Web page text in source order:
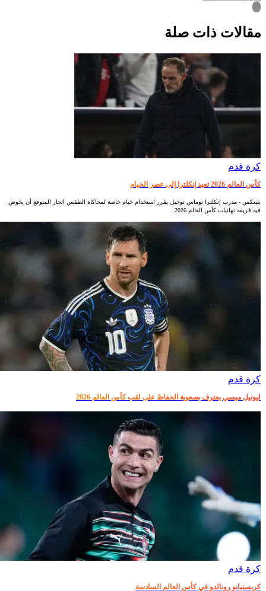
مقالات ذات صلة
كرة قدم
كأس العالم 2026 تعيد إنكلترا إلى عصر الخيام
بلينكس - مدرب إنكلترا توماس توخيل يقرر استخدام خيام خاصة لمحاكاة الطقس الحار المتوقع أن يخوض
فيه فريقه نهائيات كأس العالم 2026.
كرة قدم
ليونيل ميسي يعترف بصعوبة الحفاظ على لقب كأس العالم 2026
كرة قدم
كريستيانو رونالدو في كأس العالم السادسة